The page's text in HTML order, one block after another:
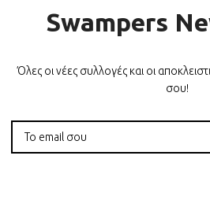
Swampers
Όλες οι νέες συλλογές και οι
σου!